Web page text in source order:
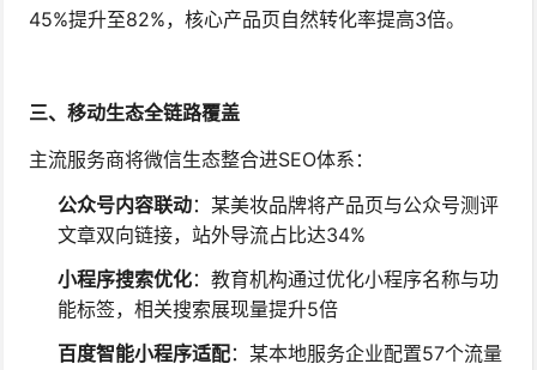
45%提升至82%，核心产品页自然转化率提高3倍。
三、移动生态全链路覆盖
主流服务商将微信生态整合进SEO体系：
公众号内容联动：某美妆品牌将产品页与公众号测评
文章双向链接，站外导流占比达34%
小程序搜索优化：教育机构通过优化小程序名称与功
能标签，相关搜索展现量提升5倍
百度智能小程序适配：某本地服务企业配置57个流量